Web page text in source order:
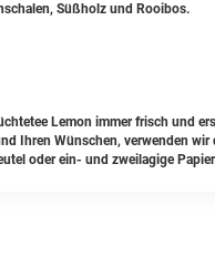
Süßholz und Rooibos.
Lemon immer frisch und
Ihren Wünschen, verwenden
oder ein- und zweilagige